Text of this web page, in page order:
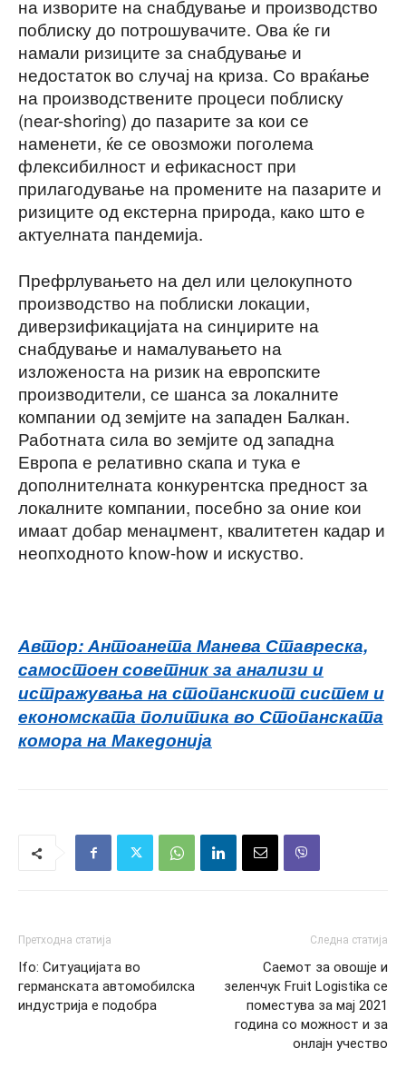
на изворите на снабдување и производство
поблиску до потрошувачите. Ова ќе ги
намали ризиците за снабдување и
недостаток во случај на криза. Со враќање
на производствените процеси поблиску
(near-shoring) до пазарите за кои се
наменети, ќе се овозможи поголема
флексибилност и ефикасност при
прилагодување на промените на пазарите и
ризиците од екстерна природа, како што е
актуелната пандемија.
Префрлувањето на дел или целокупното
производство на поблиски локации,
диверзификацијата на синџирите на
снабдување и намалувањето на
изложеноста на ризик на европските
производители, се шанса за локалните
компании од земјите на западен Балкан.
Работната сила во земјите од западна
Европа е релативно скапа и тука е
дополнителната конкурентска предност за
локалните компании, посебно за оние кои
имаат добар менаџмент, квалитетен кадар и
неопходното know-how и искуство.
Автор: Антоанета Манева Ставреска,
самостоен советник за анализи и
истражувања на стопанскиот систем и
економската политика во Стопанската
комора на Македонија
Претходна статија
Ifo: Ситуацијата во
германската автомобилска
индустрија е подобра
Следна статија
Саемот за овошје и
зеленчук Fruit Logistika се
поместува за мај 2021
година со можност и за
онлајн учество